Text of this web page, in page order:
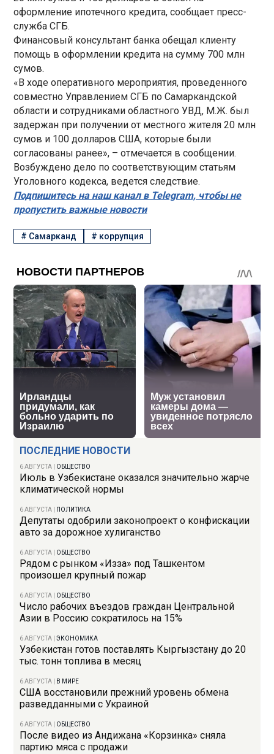
ПОСЛЕДНИЕ НОВОСТИ
6 АВГУСТА ОБЩЕСТВО
Июль в Узбекистане оказался значительно жарче
климатической нормы
6 АВГУСТА ПОЛИТИКА
Депутаты одобрили законопроект о конфискации
авто за дорожное хулиганство
6 АВГУСТА ОБЩЕСТВО
Рядом с рынком «Изза» под Ташкентом
произошел крупный пожар
6 АВГУСТА ОБЩЕСТВО
Число рабочих въездов граждан Центральной
Азии в Россию сократилось на 15%
6 АВГУСТА |ЭКОНОМИКА
Узбекистан готов поставлять Кыргызстану до 20
тыс. тонн топлива в месяц
6 АВГУСТА В МИРЕ
США восстановили прежний уровень обмена
разведданными с Украиной
6 АВГУСТА ОБЩЕСТВО
После видео из Андижана «Корзинка» сняла
партию мяса с продажи
оформление ипотечного кредита, сообщает пресс-
служба СГБ.
Финансовый консультант банка обещал клиенту
помощь в оформлении кредита на сумму 700 млн
сумов.
«В ходе оперативного мероприятия, проведенного
совместно Управлением СГБ по Самаркандской
области и сотрудниками областного УВД, М.Ж. был
задержан при получении от местного жителя 20 млн
сумов и 100 долларов США, которые были
согласованы ранее», – отмечается в сообщении.
Возбуждено дело по соответствующим статьям
Уголовного кодекса, ведется следствие.
Подпишитесь на наш канал в Telegram, чтобы не
пропустить важные новости
# Самарканд # коррупция